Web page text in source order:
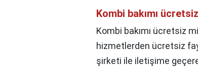
Kombi bakımı
Kombi bakımı ücretsiz
hizmetlerden ücretsiz
şirketi ile iletişime